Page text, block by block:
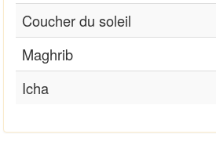
Coucher du soleil
Maghrib
Icha